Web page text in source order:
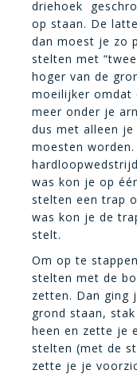
driehoek
op staan. De
dan moest je zo
stelten met
hoger van de
moeilijker omdat
meer onder je
dus met alleen je
moesten
was kon je op
stelten een trap
was kon je de
stelt.
Om op te
stelten met de
zetten. Dan ging
grond staan,
heen en zette je
stelten (met de
zette je je